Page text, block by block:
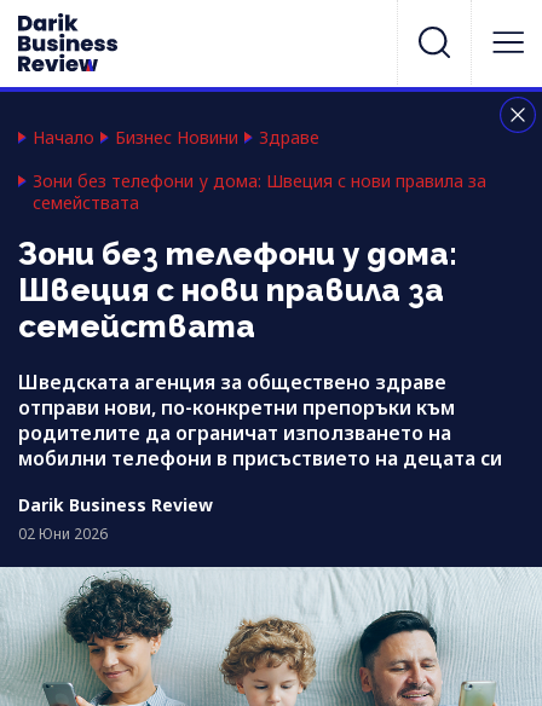
Начало Бизнес Новини
Здраве
Зони без телефони у дома: Швеция с нови правила за
семействата
Зони без телефони у дома:
Швеция с нови правила за
семействата
Шведската агенция за обществено здраве
отправи нови, по-конкретни препоръки към
родителите да ограничат използването на
мобилни телефони в присъствието на децата си
Darik Business Review
02 Юни 2026